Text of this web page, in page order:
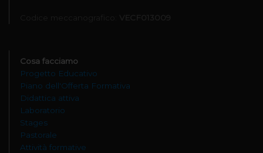
Cosa facciamo
Progetto Educativo
Piano dell'Offerta Formativa
Didattica attiva
Laboratorio
Stages
Pastorale
Attività formative